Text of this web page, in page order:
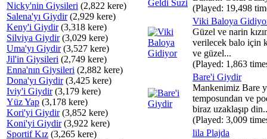
Nicky'nin Giysileri (2,822 kere)
Salena'yı Giydir(2,929 kere)
Keny'i Giydir(3,318 kere)
Silviya Giydir(3,029 kere)
Uma'yı Giydir(3,527 kere)
Jil'in Giysileri (2,749 kere)
Enna'nın Giysileri (2,882 kere)
Dona'yı Giydir(3,425 kere)
Iviy'i Giydir(3,179 kere)
Yüz Yap (3,178 kere)
Kori'yi Giydir(3,852 kere)
Koni'yi Giydir(3,922 kere)
Sportif Kız (3,265 kere)
(Played: 19,498
Viki Baloya
Güzel ve narin
verilecek balo için
ve güzel...
(Played: 1,863
Bare'i Giydir
Mankenimiz Bare
temposundan ve
biraz uzaklaşıp
(Played: 3,009
lila Plajda